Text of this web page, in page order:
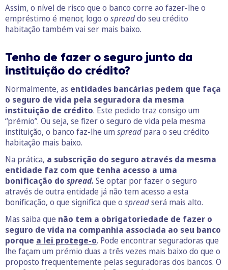
Assim, o nível de risco que o banco corre ao fazer-lhe o
empréstimo é menor, logo o spreaddo seu crédito
habitação também vai ser mais baixo.
Tenho de fazer o seguro junto da
instituição do crédito?
Normalmente, as entidades bancárias pedem que faça
o seguro de vida pela seguradora da mesma
instituição de crédito. Este pedido traz consigo um
“prémio”. Ou seja, se fizer o seguro de vida pela mesma
instituição, o banco faz-lhe um spread para o seu crédito
habitação mais baixo.
Na prática, a subscrição do seguro através da mesma
entidade faz com que tenha acesso a uma
bonificação do spread. Se optar por fazer o seguro
através de outra entidade já não tem acesso a esta
bonificação, o que significa que o spreadserá mais alto.
Mas saiba que não tem a obrigatoriedade de fazer o
seguro de vida na companhia associada ao seu banco
porque a lei protege-o. Pode encontrar seguradoras que
lhe façam um prémio duas a três vezes mais baixo do que o
proposto frequentemente pelas seguradoras dos bancos. O